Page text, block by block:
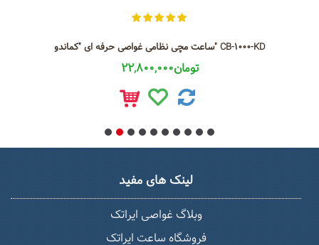
ساعت مچی نظامی غواصی حرفه ای "کماندو" CB-1000-KD
22,800,000تومان
لینک های مفید
وبلاگ غواصی ایراتک
فروشگاه ساعت ایراتک